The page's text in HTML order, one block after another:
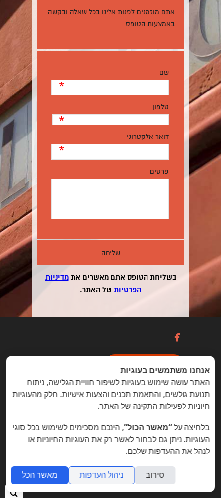
אתם מוזמנים לפנות אלינו בכל שאלה ובקשה
באמצעות הטופס.
שם
*
טלפון
*
דואר אלקטרוני
*
פרטים
בשליחת הטופס אתם מאשרים אתמדיניות
הפרטיות של האתר.

הזדמנויות מיוחדות ללקוחות folyou
צרו איתנו קשר הצהרת נגישות משרות
מה חדש תמיכה תנאי שימוש
אפיליאייטס אתר דו לשוני חנות וירטואלית
אנחנו משתמשים בעוגיות
האתר עושה שימוש בעוגיות לשיפור חוויית הגלישה, ניתוח
תנועת גולשים, והתאמת תכנים והצעות אישיות. חלק מהעוגיות
חיוניות לפעילות התקינה של האתר.
בלחיצה על“מאשר הכול”, הינכם מסכימים לשימוש בכל סוגי
העוגיות. ניתן גם לבחור לאשר רק את העוגיות החיוניות או
לנהל את ההעדפות שלכם.
סירוב ניהול העדפות מאשר הכל